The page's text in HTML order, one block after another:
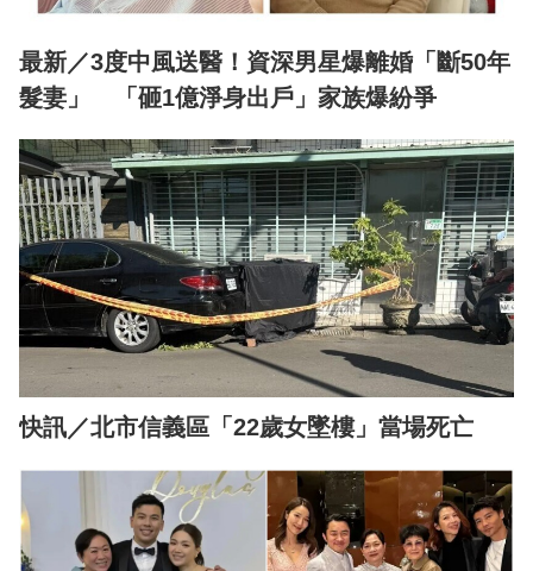
最新／3度中風送醫！資深男星爆離婚「斷50年
髮妻」 「砸1億淨身出戶」家族爆紛爭
快訊／北市信義區「22歲女墜樓」當場死亡